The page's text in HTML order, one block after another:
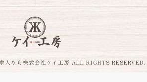
なら株式会社ケイ工房 ALL RIGHTS RESERVED.